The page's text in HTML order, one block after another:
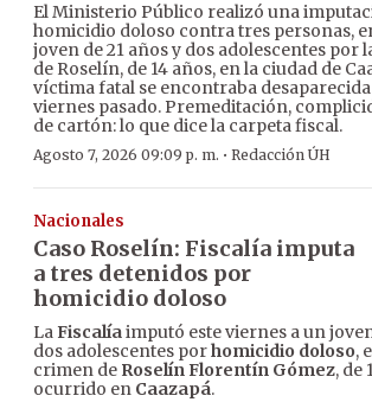
El Ministerio Público realizó una
homicidio doloso contra tres personas,
joven de 21 años y dos adolescentes por
de Roselín, de 14 años, en la ciudad de
víctima fatal se encontraba desaparecida
viernes pasado. Premeditación,
de cartón: lo que dice la carpeta fiscal.
Agosto 7, 2026 09:09 p. m. · Redacción ÚH
Nacionales
Caso Roselín: Fiscalía imputa
a tres detenidos por
homicidio doloso
LaFiscalíaimputó este viernes a un
dos adolescentes porhomicidio doloso,
crimen de Roselín Florentín Gómez, de
ocurrido en Caazapá.